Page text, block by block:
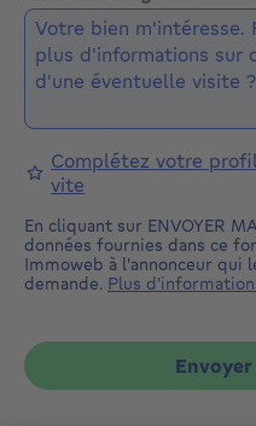
Complétez votre
vite
En cliquant sur ENVOYER
données fournies dans ce
Immoweb à l'annonceur qui
demande. Plus